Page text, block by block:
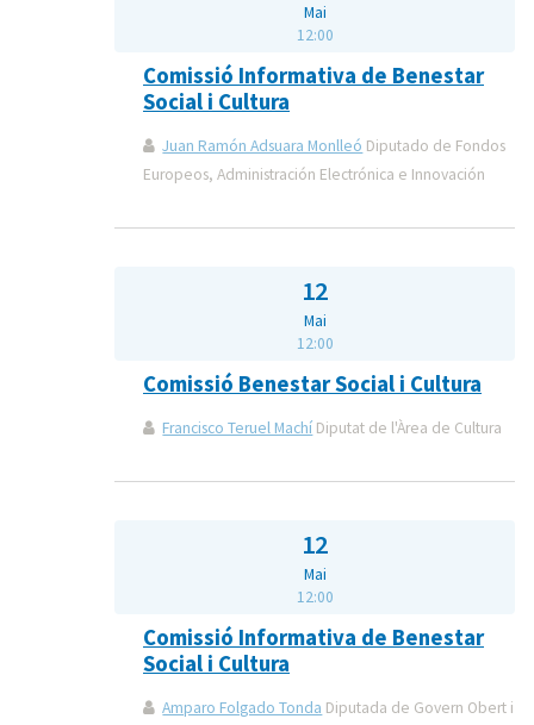
Mai
12:00
Comissió Informativa de Benestar
Social i Cultura
Juan Ramón Adsuara Monlleó Diputado de Fondos
Europeos, Administración Electrónica e Innovación
12
Mai
12:00
Comissió Benestar Social i Cultura
Francisco Teruel Machí Diputat de l'Àrea de Cultura
12
Mai
12:00
Comissió Informativa de Benestar
Social i Cultura
Amparo Folgado Tonda Diputada de Govern Obert i